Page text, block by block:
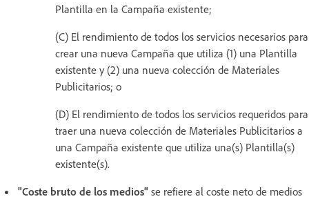
Plantilla en la Campaña existente;
(C) El rendimiento de todos los servicios necesarios para
crear una nueva Campaña que utiliza (1) una Plantilla
existente y (2) una nueva colección de Materiales
Publicitarios; o
(D) El rendimiento de todos los servicios requeridos para
traer una nueva colección de Materiales Publicitarios a
una Campaña existente que utiliza una(s) Plantilla(s)
existente(s).
"Coste bruto de los medios" se refiere al coste neto de medios